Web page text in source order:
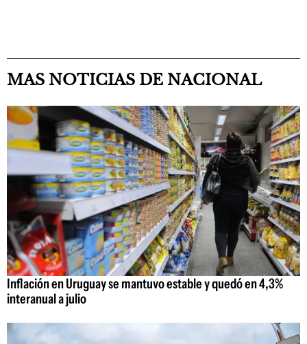
MAS NOTICIAS DE NACIONAL
Inflación en Uruguay se mantuvo estable y quedó en 4,3%
interanual a julio